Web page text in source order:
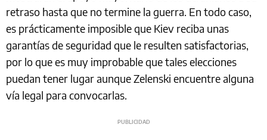
retraso hasta que no termine la guerra. En todo caso,
es prácticamente imposible que Kiev reciba unas
garantías de seguridad que le resulten satisfactorias,
por lo que es muy improbable que tales elecciones
puedan tener lugar aunque Zelenski encuentre alguna
vía legal para convocarlas.